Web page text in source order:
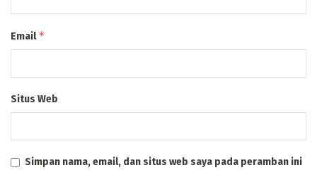
Email*
Situs Web
Simpan nama, email, dan situs web saya pada peramban ini